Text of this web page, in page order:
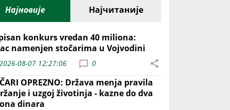
Најновије Најчитаније
konkurs vredan 40 miliona:
namenjen stočarima u Vojvodini
08-07 12:27:06 0
OPREZNO: Država menja pravila
i uzgoj životinja - kazne do dva
dinara